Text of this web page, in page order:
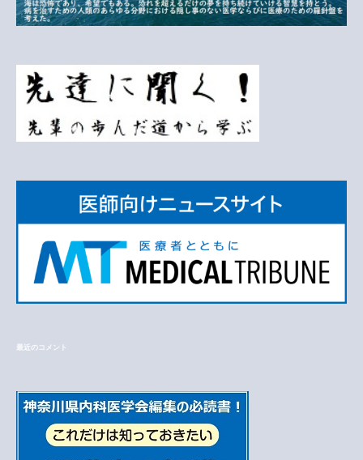
最近のコメント